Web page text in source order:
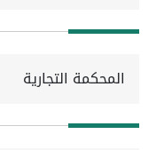
المحكمة التجارية